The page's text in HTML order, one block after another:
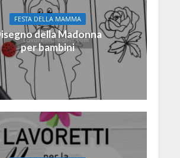
FESTA DELLA MAMMA
della Madonna
per bambini